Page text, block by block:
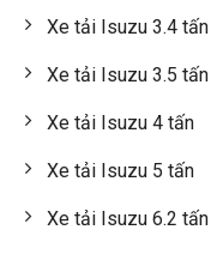
Xe tải Isuzu 3.4 tấn
Xe tải Isuzu 3.5 tấn
Xe tải Isuzu 4 tấn
Xe tải Isuzu 5 tấn
Xe tải Isuzu 6.2 tấn